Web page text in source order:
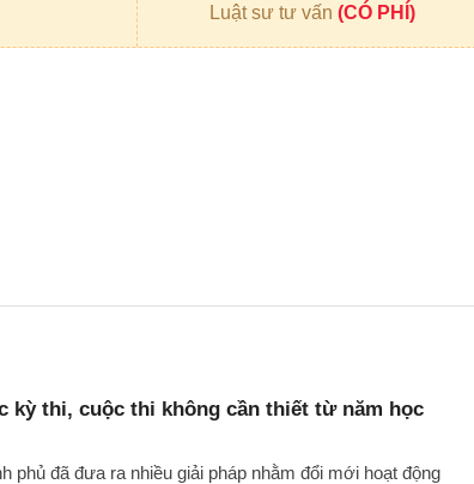
Luật sư tư vấn (CÓ PHÍ)
kỳ thi, cuộc thi không cần thiết từ năm học
phủ đã đưa ra nhiều giải pháp nhằm đổi mới hoạt động